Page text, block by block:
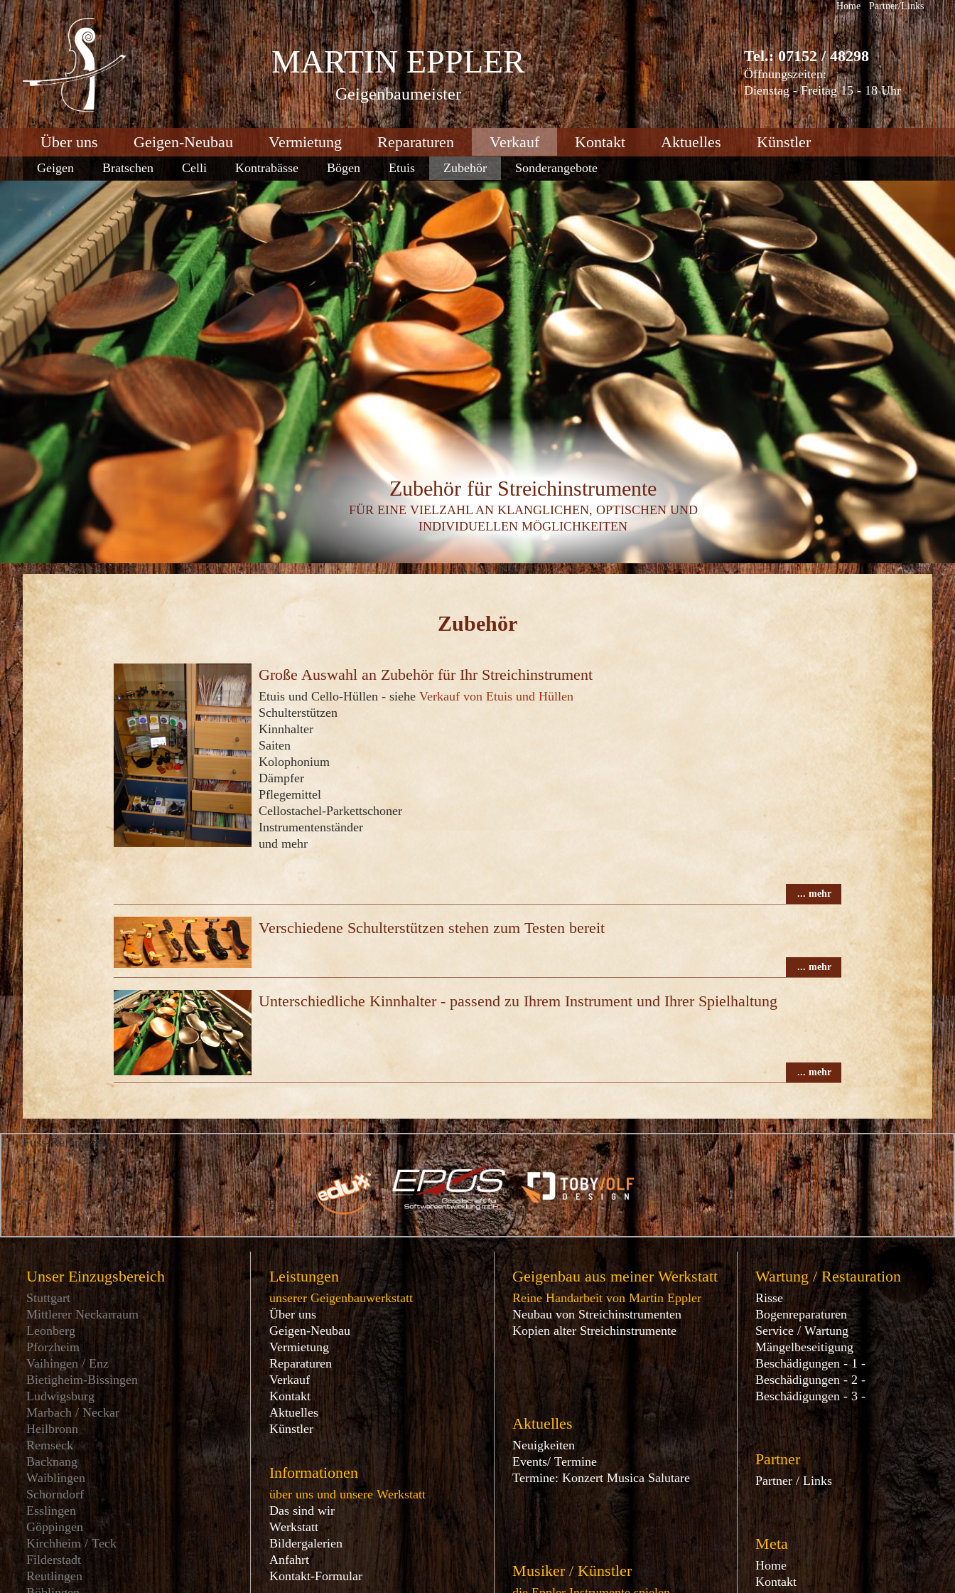
Tel.: 07152 / 48298
Öffnungszeiten:
Dienstag - Freitag 15 - 18 Uhr
MARTIN EPPLER
Geigenbaumeister
Über uns Geigen-Neubau Vermietung Reparaturen Verkauf Kontakt Aktuelles Künstler
Home Partner/Links
Geigen Bratschen Celli Kontrabässe Bögen Etuis Zubehör Sonderangebote
Zubehör für Streichinstrumente
FÜR EINE VIELZAHL AN KLANGLICHEN, OPTISCHEN UND
INDIVIDUELLEN MÖGLICHKEITEN
Zubehör
Große Auswahl an Zubehör für Ihr Streichinstrument
Etuis und Cello-Hüllen - siehe Verkauf von Etuis und Hüllen
Schulterstützen
Kinnhalter
Saiten
Kolophonium
Dämpfer
Pflegemittel
Cellostachel-Parkettschoner
Instrumentenständer
und mehr
... mehr
Verschiedene Schulterstützen stehen zum Testen bereit
... mehr
Unterschiedliche Kinnhalter - passend zu Ihrem Instrument und Ihrer Spielhaltung
... mehr
Fuss-Referenzen
Unser Einzugsbereich
Stuttgart
Mittlerer Neckarraum
Leonberg
Pforzheim
Vaihingen / Enz
Bietigheim-Bissingen
Ludwigsburg
Marbach / Neckar
Heilbronn
Remseck
Backnang
Waiblingen
Schorndorf
Esslingen
Göppingen
Kirchheim / Teck
Filderstadt
Reutlingen
Leistungen
unserer Geigenbauwerkstatt
Über uns
Geigen-Neubau
Vermietung
Reparaturen
Verkauf
Kontakt
Aktuelles
Künstler
Informationen
über uns und unsere Werkstatt
Das sind wir
Werkstatt
Bildergalerien
Anfahrt
Kontakt-Formular
Geigenbau aus meiner Werkstatt
Reine Handarbeit von Martin Eppler
Neubau von Streichinstrumenten
Kopien alter Streichinstrumente
Aktuelles
Neuigkeiten
Events/ Termine
Termine: Konzert Musica Salutare
Musiker / Künstler
Wartung / Restauration
Risse
Bogenreparaturen
Service / Wartung
Mängelbeseitigung
Beschädigungen - 1 -
Beschädigungen - 2 -
Beschädigungen - 3 -
Partner
Partner / Links
Meta
Home
Kontakt